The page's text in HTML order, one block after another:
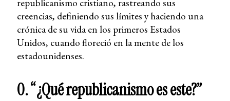
republicanismo cristiano, rastreando sus
creencias, definiendo sus límites y haciendo una
crónica de su vida en los primeros Estados
Unidos, cuando floreció en la mente de los
estadounidenses.
0. “¿Qué republicanismo es este?”